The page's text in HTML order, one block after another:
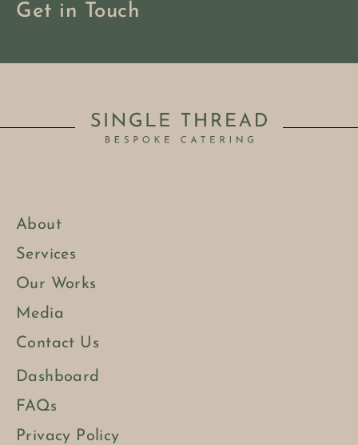
Get in Touch
About
Services
Our Works
Media
Contact Us
Dashboard
FAQs
Privacy Policy